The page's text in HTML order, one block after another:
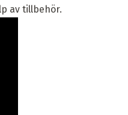
av tillbehör.